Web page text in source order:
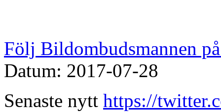
Följ Bildombudsmannen
Datum: 2017-07-28
Senaste nytt https://